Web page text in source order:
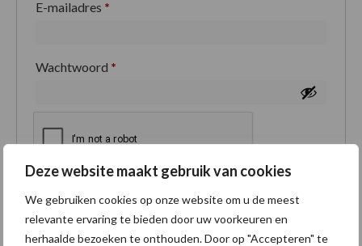
Deze website maakt gebruik van cookies
We gebruiken cookies op onze website om u de meest
relevante ervaring te bieden door uw voorkeuren en
herhaalde bezoeken te onthouden. Door op "Accepteren" te
E-mailadres *
Wachtwoord *
Je persoonlijke gegevens worden gebruikt om je
ervaring op deze site te ondersteunen, om toegang
tot je account te beheren en voor andere doeleinden